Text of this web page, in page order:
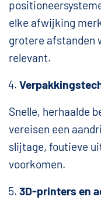
elke afwijking
grotere afstanden
relevant.
Snelle, herhaalde
vereisen een
slijtage, foutieve
voorkomen.
3D-printers en